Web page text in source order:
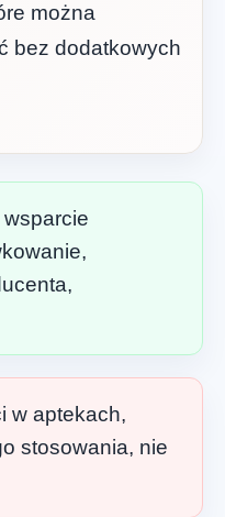
można
bez dodatkowych
wsparcie
w aptekach,
stosowania, nie